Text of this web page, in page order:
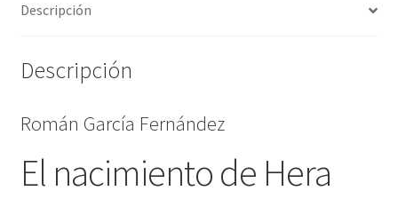
Filosofía
mito
los
cantidad
Descripción
Descripción
Román García Fernández
El nacimiento de Hera